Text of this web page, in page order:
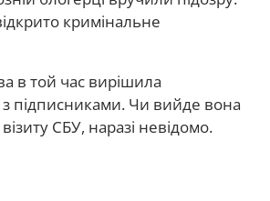
кримінальне
в той час вирішила
з підписниками. Чи вийде вона
візиту СБУ, наразі невідомо.